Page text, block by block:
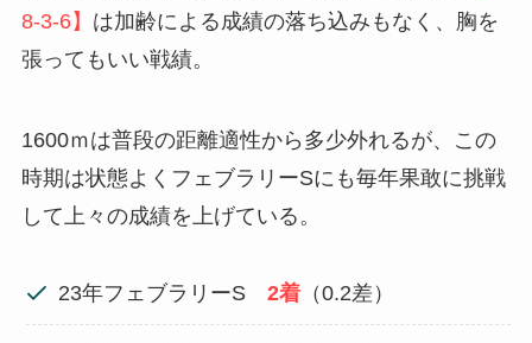
8-3-6】 は加齢による成績の落ち込みもなく、胸を
張ってもいい戦績。
1600ｍは普段の距離適性から多少外れるが、この
時期は状態よくフェブラリーSにも毎年果敢に挑戦
して上々の成績を上げている。
23年フェブラリーS2着 （0.2差）